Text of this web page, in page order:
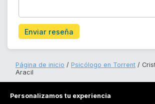
Enviar reseña
Página de inicio Psicólogo en Torrent
Aracil
Personalizamos tu experiencia